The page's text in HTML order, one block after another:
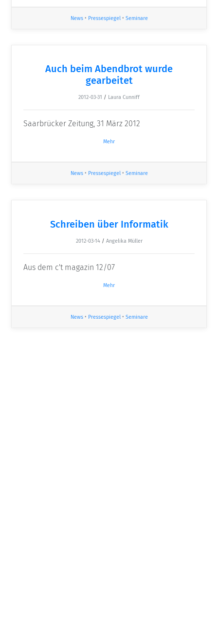
News• Pressespiegel• Seminare
Auch beim Abendbrot wurde
gearbeitet
2012-03-31 / Laura Cunniff
Saarbrücker Zeitung, 31 März 2012
Mehr
News• Pressespiegel• Seminare
Schreiben über Informatik
2012-03-14 / Angelika Müller
Aus dem c't magazin 12/07
Mehr
News• Pressespiegel• Seminare